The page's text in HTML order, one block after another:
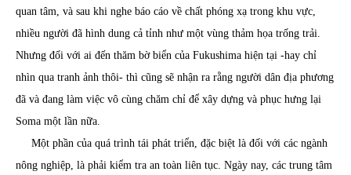
quan tâm, và sau khi nghe báo cáo về chất phóng xạ trong khu vực,
nhiều người đã hình dung cả tỉnh như một vùng thảm họa trống trải.
Nhưng đối với ai đến thăm bờ biển của Fukushima hiện tại -hay chỉ
nhìn qua tranh ảnh thôi- thì cũng sẽ nhận ra rằng người dân địa phương
đã và đang làm việc vô cùng chăm chỉ để xây dựng và phục hưng lại
Soma một lần nữa.
Một phần của quá trình tái phát triển, đặc biệt là đối với các ngành
nông nghiệp, là phải kiểm tra an toàn liên tục. Ngày nay, các trung tâm